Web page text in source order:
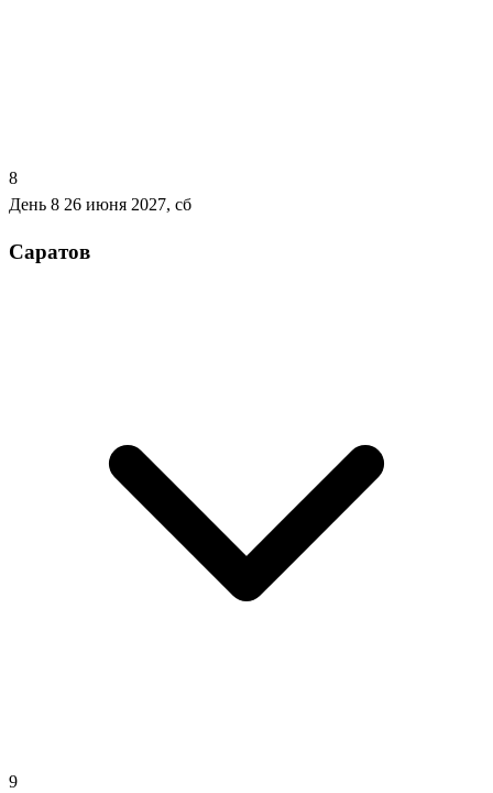
8
День 8 26 июня 2027, сб
Саратов
9